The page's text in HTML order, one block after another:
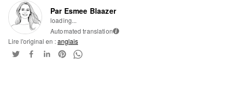
Par Esmee Blaazer
loading...
Automated translation i
Lire l'original en :anglais